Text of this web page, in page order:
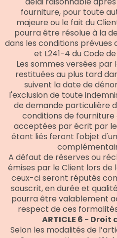
fourniture, pour toute
majeure ou le fait du
pourra être résolue à la
dans les conditions prévues
et L241-4 du Code
Les sommes versées par
restituées au plus tard
suivent la date de
l'exclusion de toute
de demande particulière
conditions de fourniture
acceptées par écrit par
étant liés feront l'objet
A défaut de réserves ou
émises par le Client lors de
ceux-ci seront réputés
souscrit, en durée et
pourra être valablement
respect de ces
ARTICLE 6 -
Selon les modalités de